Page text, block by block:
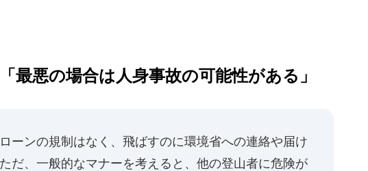
最悪の場合は人身事故の可能性がある」
ーンの規制はなく、飛ばすのに環境省への連絡や届け
だ、一般的なマナーを考えると、他の登山者に危険が